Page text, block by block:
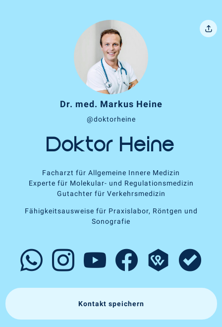
Dr. med. Markus Heine
@doktorheine
Doktor Heine
Facharzt für Allgemeine Innere Medizin
Experte für Molekular- und Regulationsmedizin
Gutachter für Verkehrsmedizin
Fähigkeitsausweise für Praxislabor, Röntgen und
Sonografie
Kontakt speichern